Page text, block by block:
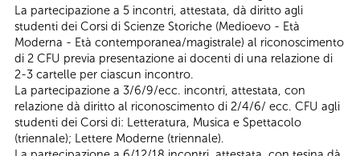
La partecipazione a 5 incontri, attestata, dà diritto agli
studenti dei Corsi di Scienze Storiche (Medioevo - Età
Moderna - Età contemporanea/magistrale) al riconoscimento
di 2 CFU previa presentazione ai docenti di una relazione di
2-3 cartelle per ciascun incontro.
La partecipazione a 3/6/9/ecc. incontri, attestata, con
relazione dà diritto al riconoscimento di 2/4/6/ ecc. CFU agli
studenti dei Corsi di: Letteratura, Musica e Spettacolo
(triennale); Lettere Moderne (triennale).